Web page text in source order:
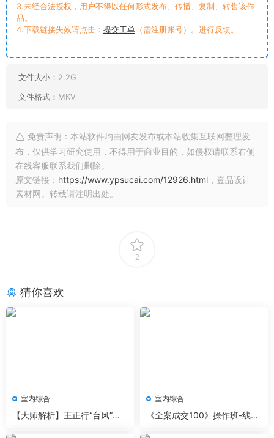
3.未经合法授权，用户不得以任何形式发布、传播、复制、转售该作
品。
4.下载链接失效请点击： 提交工单 （需注册账号）。进行反馈。
文件大小： 2.2G
文件格式： MKV
免责声明：本站软件均由网友发布或本站收集互联网整理发
布，仅供学习研究使用，不得用于商业目的，如侵权请联系右侧
在线客服联系我们删除。
原文链接： https://www.ypsucai.com/12926.html ，壹品设计
素材网。转载请注明出处。
2
猜你喜欢
室内综合
【大师解析】王正行“台风”极
室内综合
《全案成交100》操作班-线上